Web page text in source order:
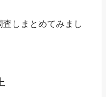
しまとめてみまし